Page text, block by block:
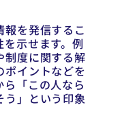
を発信するこ
示せます。例
制度に関する解
ポイントなどを
「この人なら
う」という印象